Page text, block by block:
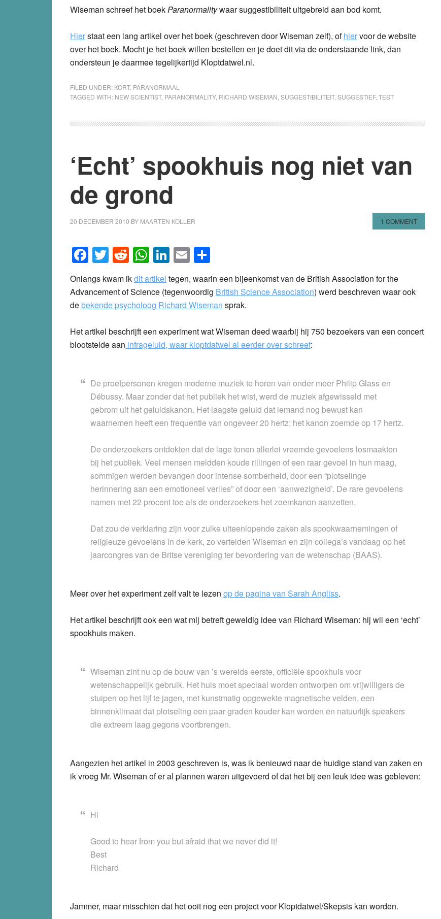
Wiseman schreef het boekParanormalitywaar suggestibiliteit uitgebreid aan bod komt.
Hierstaat een lang artikel over het boek (geschreven door Wiseman zelf), ofhiervoor de website
over het boek. Mocht je het boek willen bestellen en je doet dit via de onderstaande link, dan
ondersteun je daarmee tegelijkertijd Kloptdatwel.nl.
FILED UNDER: KORT, PARANORMAAL
TAGGED WITH: NEW SCIENTIST, PARANORMALITY, RICHARD WISEMAN SUGGESTIBILITEIT, SUGGESTIEF, TEST
‘Echt’ spookhuis nog niet van
de grond
20 DECEMBER 2010 BY MAARTEN KOLLER 1 COMMENT
Facebook
Twitter
Reddit
WhatsApp
LinkedIn
Email
Onlangs kwam ikdit artikel tegen, waarin een bijeenkomst van de British Association for the
Advancement of Science (tegenwoordig British Science Association) werd beschreven waar ook
de bekende psycholoog Richard Wiseman sprak.
Het artikel beschrijft een experiment wat Wiseman deed waarbij hij 750 bezoekers van een concert
blootstelde aan infrageluid, waar kloptdatwel al eerder over schreef:
De proefpersonen kregen moderne muziek te horen van onder meer Philip Glass en
Débussy. Maar zonder dat het publiek het wist, werd de muziek afgewisseld met
gebrom uit het geluidskanon. Het laagste geluid dat iemand nog bewust kan
waarnemen heeft een frequentie van ongeveer 20 hertz; het kanon zoemde op 17 hertz.
De onderzoekers ontdekten dat de lage tonen allerlei vreemde gevoelens losmaakten
bij het publiek. Veel mensen meldden koude rillingen of een raar gevoel in hun maag,
sommigen werden bevangen door intense somberheid, door een “plotselinge
herinnering aan een emotioneel verlies” of door een ‘aanwezigheid’. De rare gevoelens
namen met 22 procent toe als de onderzoekers het zoemkanon aanzetten.
Dat zou de verklaring zijn voor zulke uiteenlopende zaken als spookwaarnemingen of
religieuze gevoelens in de kerk, zo vertelden Wiseman en zijn collega’s vandaag op het
jaarcongres van de Britse vereniging ter bevordering van de wetenschap (BAAS).
Meer over het experiment zelf valt te lezen op de pagina van Sarah Angliss.
Het artikel beschrijft ook een wat mij betreft geweldig idee van Richard Wiseman: hij wil een ‘echt’
spookhuis maken.
Wiseman zint nu op de bouw van ’s werelds eerste, officiële spookhuis voor
wetenschappelijk gebruik. Het huis moet speciaal worden ontworpen om vrijwilligers de
stuipen op het lijf te jagen, met kunstmatig opgewekte magnetische velden, een
binnenklimaat dat plotseling een paar graden kouder kan worden en natuurlijk speakers
die extreem laag gegons voortbrengen.
Aangezien het artikel in 2003 geschreven is, was ik benieuwd naar de huidige stand van zaken en
ik vroeg Mr. Wiseman of er al plannen waren uitgevoerd of dat het bij een leuk idee was gebleven:
Hi
Good to hear from you but afraid that we never did it!
Best
Richard
Jammer, maar misschien dat het ooit nog een project voor Kloptdatwel/Skepsis kan worden.